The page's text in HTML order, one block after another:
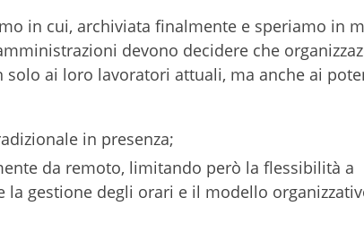
in cui, archiviata finalmente e speriamo in
devono decidere che
ai loro lavoratori attuali, ma anche ai
in presenza;
da remoto, limitando però la flessibilità a
gestione degli orari e il modello